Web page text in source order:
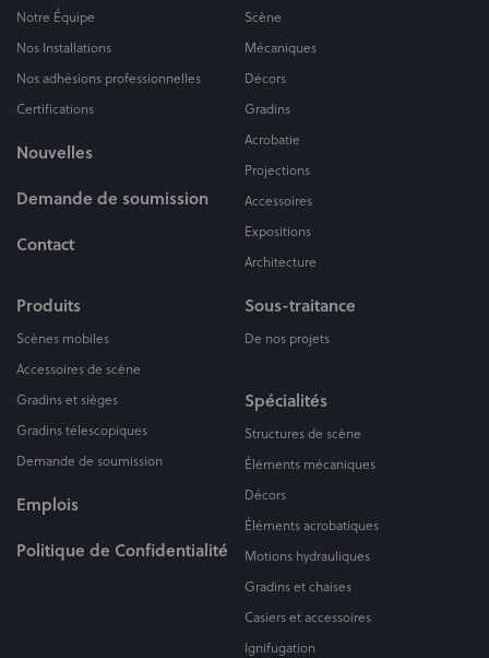
Notre Équipe
Nos Installations
Nos adhésions professionnelles
Certifications
Nouvelles
Demande de soumission
Contact
Scène
Mécaniques
Décors
Gradins
Acrobatie
Projections
Accessoires
Expositions
Architecture
Produits
Scènes mobiles
Accessoires de scène
Gradins et sièges
Gradins télescopiques
Demande de soumission
Emplois
Politique de Confidentialité
Sous-traitance
De nos projets
Spécialités
Structures de scène
Éléments mécaniques
Décors
Éléments acrobatiques
Motions hydrauliques
Gradins et chaises
Casiers et accessoires
Ignifugation